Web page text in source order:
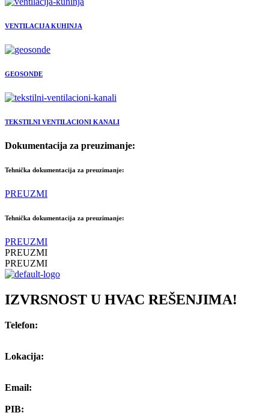
VENTILACIJA KUHINJA
GEOSONDE
TEKSTILNI VENTILACIONI KANALI
Dokumentacija za preuzimanje:
Tehnička dokumentacija za preuzimanje:
PREUZMI
Tehnička dokumentacija za preuzimanje:
PREUZMI
PREUZMI
PREUZMI
IZVRSNOST U HVAC REŠENJIMA!
Telefon:
Lokacija:
Email:
PIB: